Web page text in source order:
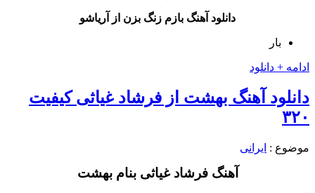
دانلود آهنگ بازم زنگ بزن از آریاشو
بار
ادامه + دانلود
دانلود آهنگ بهشت از فرشاد غیاثی کیفیت
۳۲۰
موضوع : ایرانی
آهنگ فرشاد غیاثی بنام بهشت